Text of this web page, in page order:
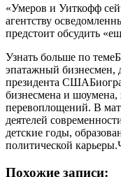
«Умеров и Уиткофф
агентству
предстоит обсудить
Узнать больше по
эпатажный
президента
бизнесмена и шоумена,
перевоплощений. В
деятелей
детские годы,
политической
Похожие записи: